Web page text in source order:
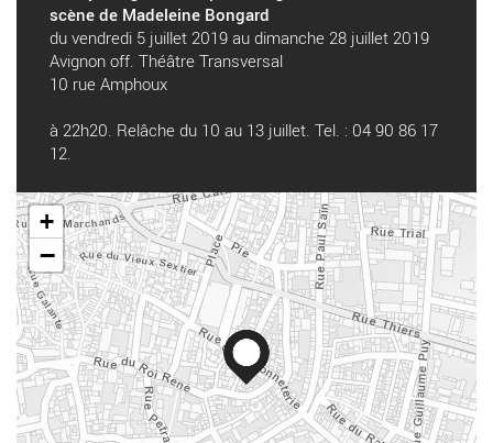
scène de Madeleine Bongard
du vendredi 5 juillet 2019 au dimanche 28 juillet 2019
Avignon off. Théâtre Transversal
10 rue Amphoux
à 22h20. Relâche du 10 au 13 juillet. Tel. : 04 90 86 17
12.
+
−